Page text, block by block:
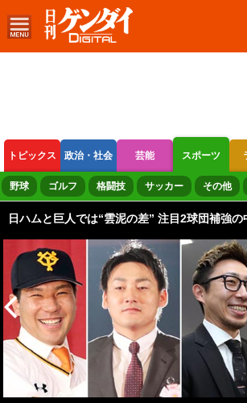
トピックス 政治・社会 芸能 スポーツ
ボートレース 競輪 オートレース
野球 ゴルフ 格闘技 サッカー その他
日ハムと巨人では“雲泥の差” 注目2球団補強の